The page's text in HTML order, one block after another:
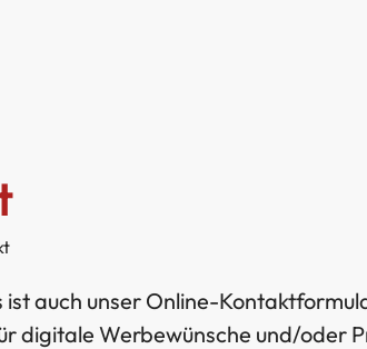
ist auch unser Online-
digitale Werbewünsche und/oder